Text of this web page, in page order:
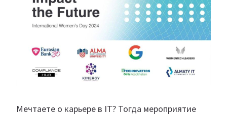
Мечтаете о карьере в IT? Тогда мероприятие